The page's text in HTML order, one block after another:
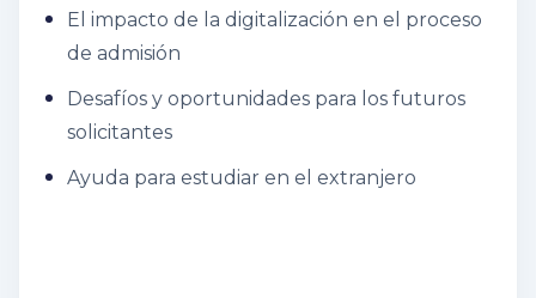
El impacto de la digitalización en el proceso
de admisión
Desafíos y oportunidades para los futuros
solicitantes
Ayuda para estudiar en el extranjero